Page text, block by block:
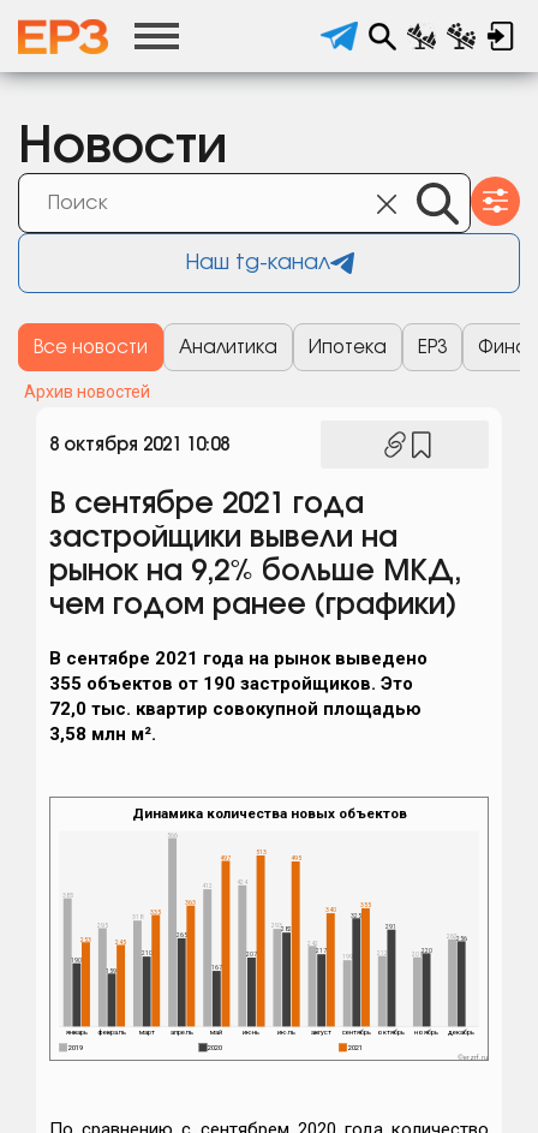
Новости
Наш tg-канал
Все новости Аналитика Ипотека ЕРЗ
Архив новостей
8 октября 2021 10:08
В сентябре 2021 года
застройщики вывели на
рынок на 9,2% больше МКД,
чем годом ранее (графики)
В сентябре 2021 года на рынок выведено
355 объектов от 190 застройщиков. Это
72,0 тыс. квартир совокупной площадью
3,58 млн м².
Динамика количества новых объектов
©erzrf.ru
январь февраль март апрель май июнь июль август сентябрь октябрь ноябрь декабрь
385
295
318
566
412
424
293
242
199
212 208
262
2019
190
159
210
265
167
207
282
217
325
291
220
256
2020
253 245
335
363
497
513
495
340
355
2021